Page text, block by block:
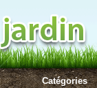
Catégories